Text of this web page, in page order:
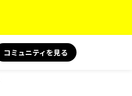
コミュニティを見る